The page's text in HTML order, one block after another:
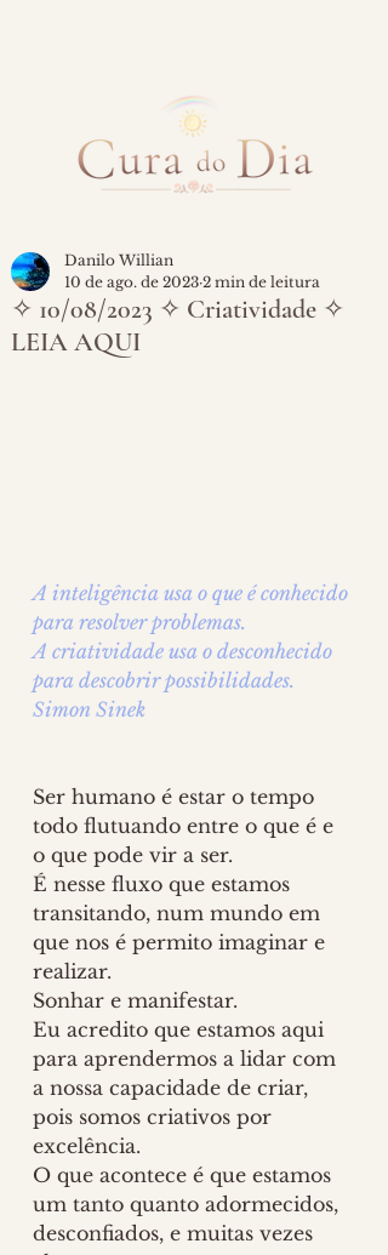
✧ 10/08/2023 ✧ Criatividade ✧
LEIA AQUI
Danilo Willian
10 de ago. de 2023 2 min de leitura
A inteligência usa o que é conhecido
para resolver problemas.
A criatividade usa o desconhecido
para descobrir possibilidades.
Simon Sinek
Ser humano é estar o tempo
todo flutuando entre o que é e
o que pode vir a ser.
É nesse fluxo que estamos
transitando, num mundo em
que nos é permito imaginar e
realizar.
Sonhar e manifestar.
Eu acredito que estamos aqui
para aprendermos a lidar com
a nossa capacidade de criar,
pois somos criativos por
excelência.
O que acontece é que estamos
um tanto quanto adormecidos,
desconfiados, e muitas vezes